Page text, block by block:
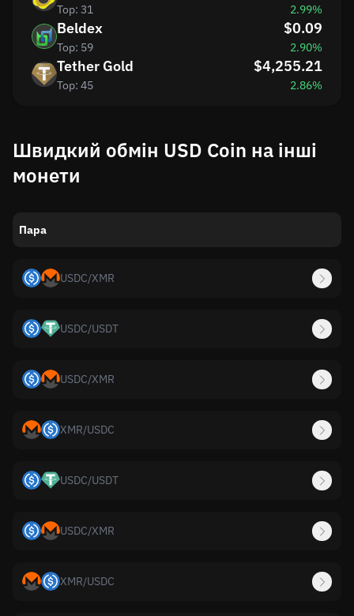
Top: 31 2.99%
Beldex
Top: 59
$0.09
2.90%
Tether Gold
Top: 45
$4,255.21
2.86%
Швидкий обмін USD Coin на інші
монети
Пара
USDC/XMR
USDC/USDT
USDC/XMR
XMR/USDC
USDC/USDT
USDC/XMR
XMR/USDC